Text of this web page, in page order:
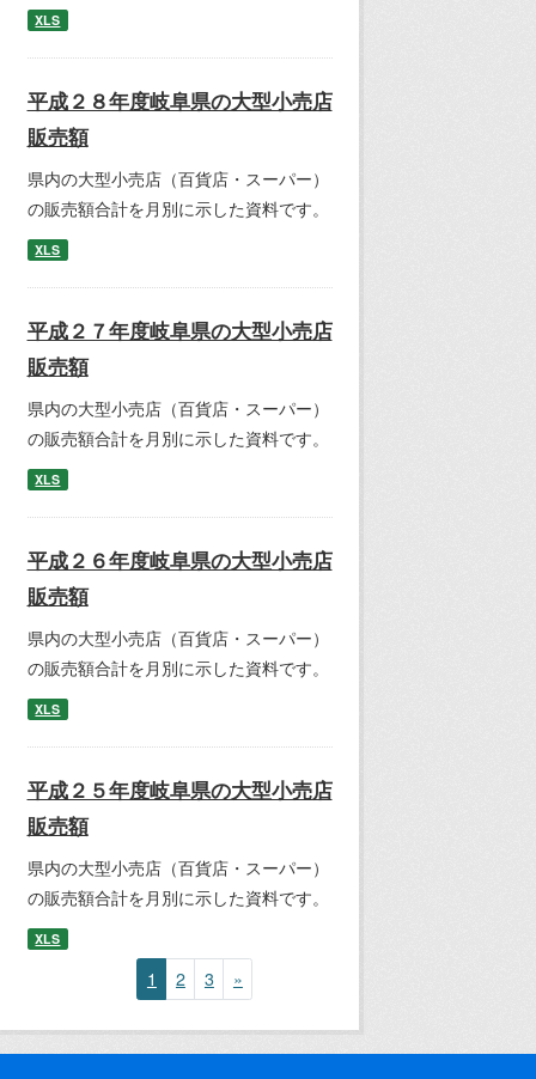
XLS
平成２８年度岐阜県の大型小売店
販売額
県内の大型小売店（百貨店・スーパー）
の販売額合計を月別に示した資料です。
XLS
平成２７年度岐阜県の大型小売店
販売額
県内の大型小売店（百貨店・スーパー）
の販売額合計を月別に示した資料です。
XLS
平成２６年度岐阜県の大型小売店
販売額
県内の大型小売店（百貨店・スーパー）
の販売額合計を月別に示した資料です。
XLS
平成２５年度岐阜県の大型小売店
販売額
県内の大型小売店（百貨店・スーパー）
の販売額合計を月別に示した資料です。
XLS
1 2 3 »